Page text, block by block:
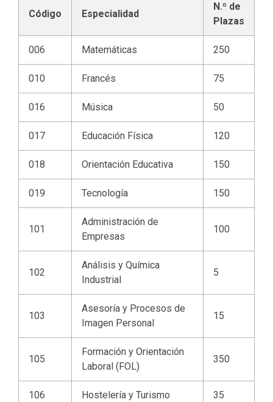
Código Especialidad
N.º de
Plazas
006 Matemáticas 250
010 Francés 75
016 Música 50
017 Educación Física 120
018 Orientación Educativa 150
019 Tecnología 150
101
Administración de
Empresas
100
102
Análisis y Química
Industrial
5
103
Asesoría y Procesos de
Imagen Personal
15
105
Formación y Orientación
Laboral (FOL)
350
106 Hostelería y Turismo 35